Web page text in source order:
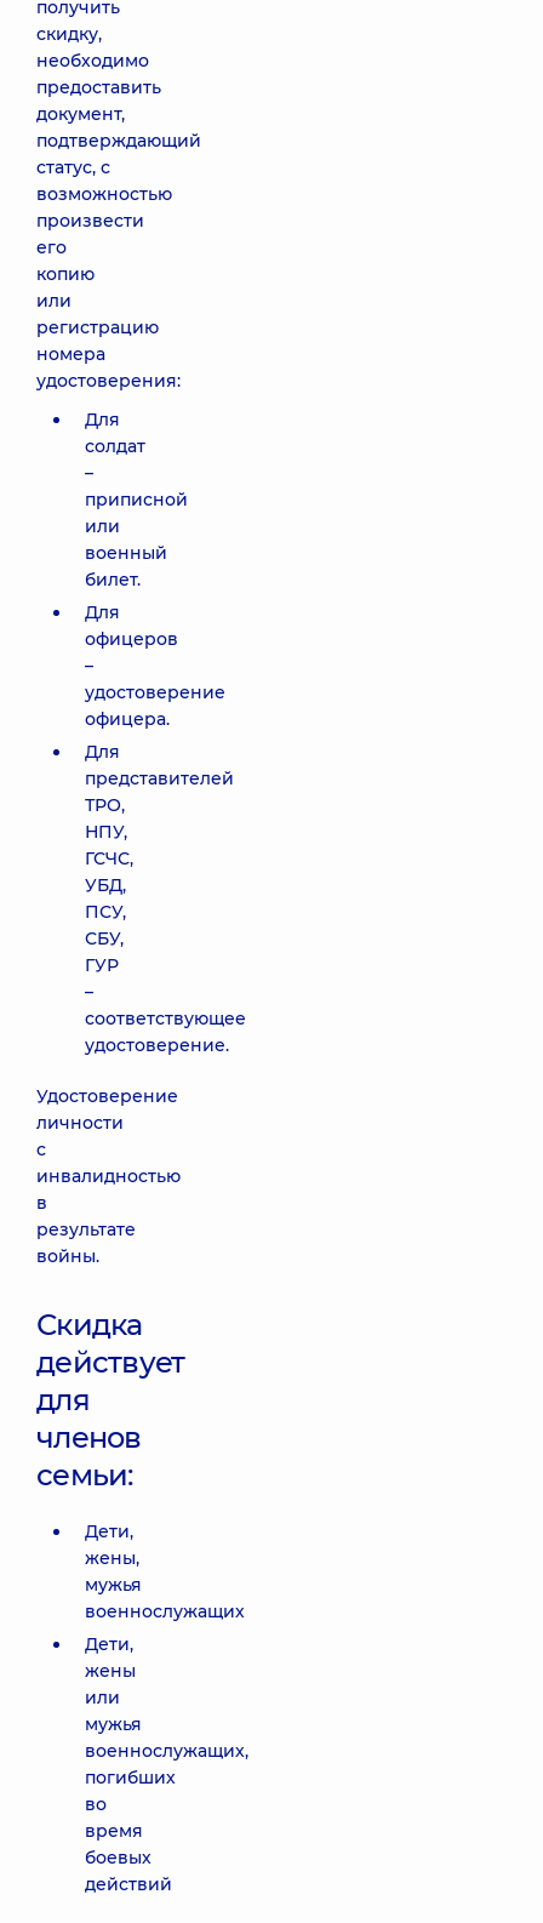
получить
скидку,
необходимо
предоставить
документ,
подтверждающий
статус, с
возможностью
произвести
его
копию
или
регистрацию
номера
удостоверения:
Для
солдат
–
приписной
или
военный
билет.
Для
офицеров
–
удостоверение
офицера.
Для
представителей
ТРО,
НПУ,
ГСЧС,
УБД,
ПСУ,
СБУ,
ГУР
–
соответствующее
удостоверение.
Удостоверение
личности
с
инвалидностью
в
результате
войны.
Скидка
действует
для
членов
семьи:
Дети,
жены,
мужья
военнослужащих
Дети,
жены
или
мужья
военнослужащих,
погибших
во
время
боевых
действий